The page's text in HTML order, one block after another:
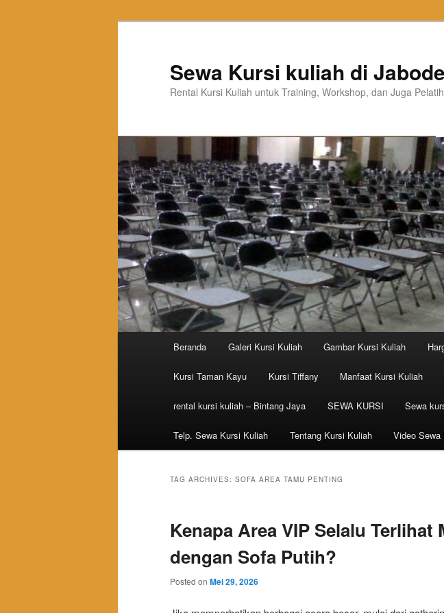
Sewa Kursi kuliah di
Rental Kursi Kuliah untuk Training, Workshop, dan Juga
Skip to primary content
Skip to secondary content
Beranda Galeri Kursi Kuliah Gambar Kursi Kuliah
Kursi Taman Kayu Kursi Tiffany Manfaat Kursi Kuliah
rental kursi kuliah – Bintang Jaya SEWA KURSI Sewa
Telp. Sewa Kursi Kuliah Tentang Kursi Kuliah Video Sewa
TAG ARCHIVES: SOFA AREA TAMU PENTING
Kenapa Area VIP Selalu Terlihat
dengan Sofa Putih?
Posted on Mei 29, 2026